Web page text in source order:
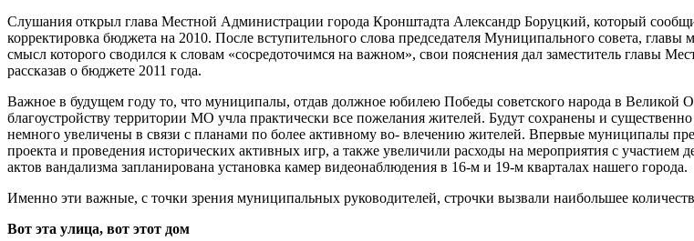
Слушания открыл глава Местной Администрации города Кронштадта Александр Боруцкий, который
корректировка бюджета на 2010. После вступительного слова председателя Муниципального совета,
смысл которого сводился к словам «сосредоточимся на важном», свои пояснения дал заместитель главы
рассказав о бюджете 2011 года.
Важное в будущем году то, что муниципалы, отдав должное юбилею Победы советского народа в Великой
благоустройству территории МО учла практически все пожелания жителей. Будут сохранены и
немного увеличены в связи с планами по более активному во- влечению жителей. Впервые муниципалы
проекта и проведения исторических активных игр, а также увеличили расходы на мероприятия с
актов вандализма запланирована установка камер видеонаблюдения в 16-м и 19-м кварталах нашего города.
Именно эти важные, с точки зрения муниципальных руководителей, строчки вызвали наибольшее
Вот эта улица, вот этот дом